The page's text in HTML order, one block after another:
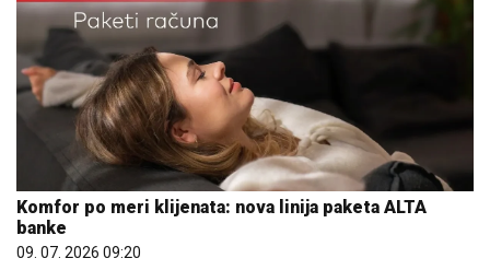
Komfor po meri klijenata: nova linija paketa ALTA
banke
09. 07. 2026 09:20